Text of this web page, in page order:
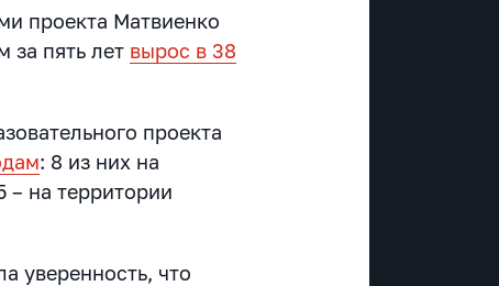
проекта Матвиенко
за пять лет вырос в 38
проекта
: 8 из них на
– на территории
уверенность, что